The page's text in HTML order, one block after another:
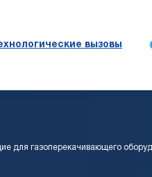
вызовы
для газоперекачивающего